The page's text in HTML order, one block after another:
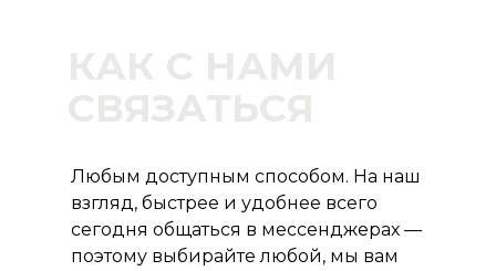
Любым доступным способом. На наш
взгляд, быстрее и удобнее всего
сегодня общаться в мессенджерах —
поэтому выбирайте любой, мы вам
КАК С НАМИ
СВЯЗАТЬСЯ